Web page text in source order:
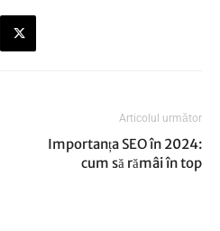
Articolul următor
Importanța SEO în 2024:
cum să rămâi în top